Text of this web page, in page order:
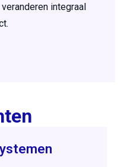
integraal